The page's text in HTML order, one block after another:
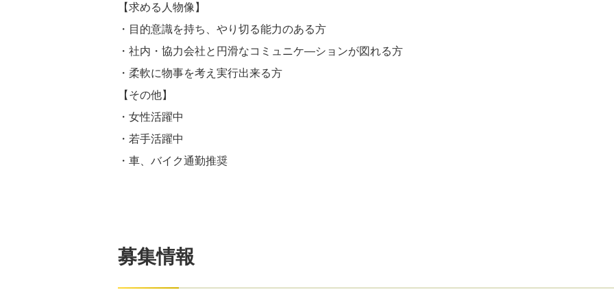
【求める人物像】
・目的意識を持ち、やり切る能力のある方
・社内・協力会社と円滑なコミュニケ―ションが図れる方
・柔軟に物事を考え実行出来る方
【その他】
・女性活躍中
・若手活躍中
・車、バイク通勤推奨
募集情報